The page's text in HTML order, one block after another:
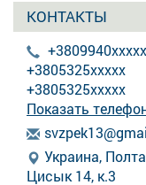
КОНТАКТЫ
+3809940xxxxx
+3805325xxxxx
+3805325xxxxx
Показать
svzpek13@gmai
Украина,
Цисык 14, к.3